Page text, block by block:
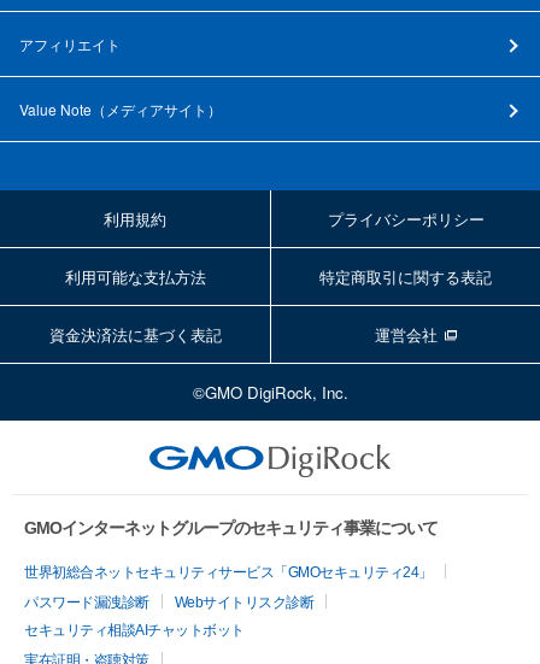
アフィリエイト
Value Note（ メディアサイト ）
利用規約 プライバシーポリシー
利用可能な支払方法 特定商取引に関する表記
資金決済法に基づく表記 運営会社
©GMO DigiRock, Inc.
GMOインターネットグループのセキュリティ事業について
世界初総合ネットセキュリティサービス「GMOセキュリティ24」
パスワード漏洩診断
Webサイトリスク診断
セキュリティ相談AIチャットボット
実在証明・盗聴対策